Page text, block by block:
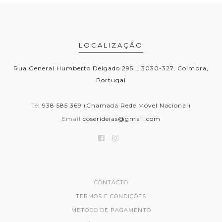
LOCALIZAÇÃO
Rua General Humberto Delgado 295, , 3030-327, Coimbra,
Portugal
Tel 938 585 369 (Chamada Rede Móvel Nacional)
Email coserideias@gmail.com
CONTACTO
TERMOS E CONDIÇÕES
MÉTODO DE PAGAMENTO